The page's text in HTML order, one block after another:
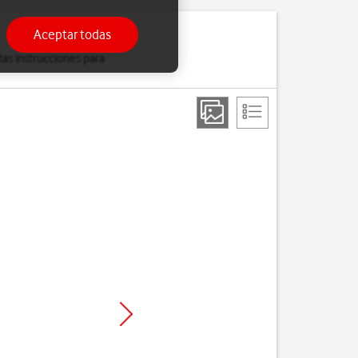
Aceptar todas